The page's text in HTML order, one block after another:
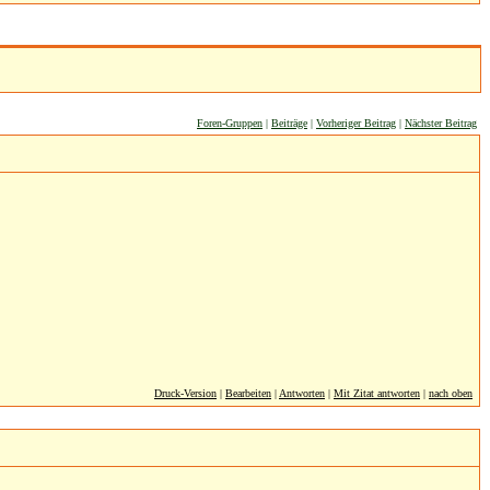
Foren-Gruppen | Beiträge | Vorheriger Beitrag | Nächster Beitrag
Druck-Version | Bearbeiten | Antworten | Mit Zitat antworten | nach oben